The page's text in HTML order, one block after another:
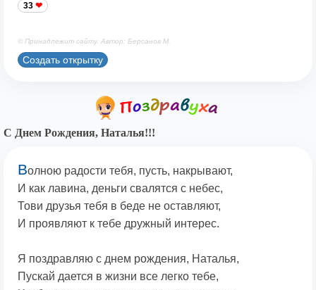
33
© Принадлежит сайту. Автор: Берсанов М.
Создать открытку
С Днем Рождения, Наталья!!!
Волною радости тебя, пусть, накрывают,
И как лавина, деньги свалятся с небес,
Тови друзья тебя в беде не оставляют,
И проявляют к тебе дружный интерес.
Я поздравляю с днем рождения, Наталья,
Пускай дается в жизни все легко тебе,